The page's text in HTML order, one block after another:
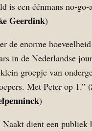
is een éénmans no-go-
Geerdink)
de enorme hoeveelheid
in de Nederlandse
groepje van
Met Peter op 1.” (
)
Naakt dient een publiek